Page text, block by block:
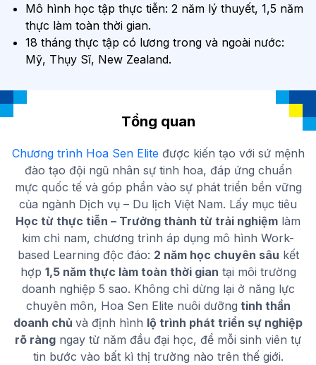
Mô hình học tập thực tiễn: 2 năm lý thuyết, 1,5 năm
thực làm toàn thời gian.
18 tháng thực tập có lương trong và ngoài nước:
Mỹ, Thụy Sĩ, New Zealand.
Tổng quan
Chương trình Hoa Sen Elite được kiến tạo với sứ mệnh
đào tạo đội ngũ nhân sự tinh hoa, đáp ứng chuẩn
mực quốc tế và góp phần vào sự phát triển bền vững
của ngành Dịch vụ – Du lịch Việt Nam. Lấy mục tiêu
Học từ thực tiễn – Trưởng thành từ trải nghiệm làm
kim chỉ nam, chương trình áp dụng mô hình Work-
based Learning độc đáo: 2 năm học chuyên sâu kết
hợp 1,5 năm thực làm toàn thời gian tại môi trường
doanh nghiệp 5 sao. Không chỉ dừng lại ở năng lực
chuyên môn, Hoa Sen Elite nuôi dưỡng tinh thần
doanh chủ và định hình lộ trình phát triển sự nghiệp
rõ ràng ngay từ năm đầu đại học, để mỗi sinh viên tự
tin bước vào bất kì thị trường nào trên thế giới.